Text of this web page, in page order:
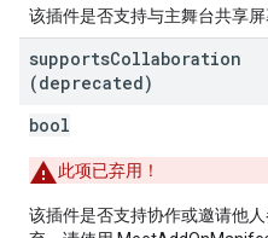
该插件是否支持与主舞台共享屏
supportsCollaboration
(deprecated)
bool
此项已弃用！
该插件是否支持协作或邀请他